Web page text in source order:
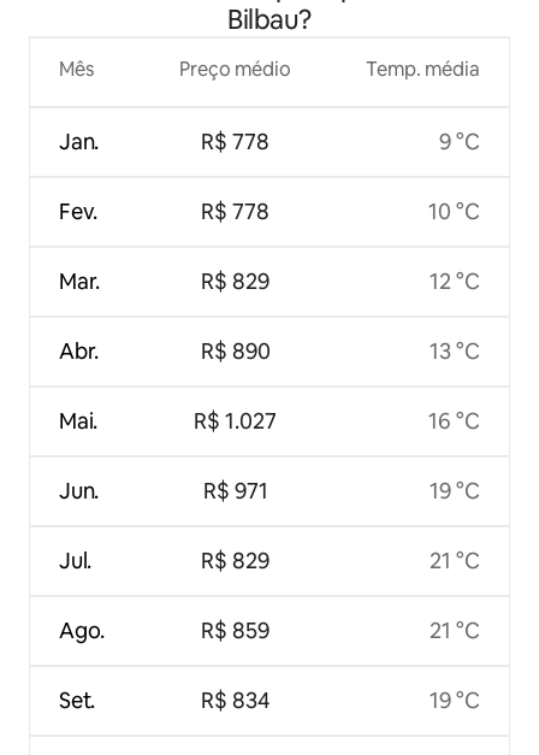
Bilbau?
Mês
Jan.
Fev.
Mar.
Abr.
Mai.
Jun.
Jul.
Ago.
Set.
Preço médio
R$ 778
R$ 778
R$ 829
R$ 890
R$ 1.027
R$ 971
R$ 829
R$ 859
R$ 834
Temp. média
9 °C
10 °C
12 °C
13 °C
16 °C
19 °C
21 °C
21 °C
19 °C